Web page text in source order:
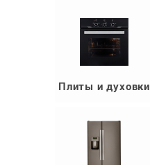
Плиты и духовки